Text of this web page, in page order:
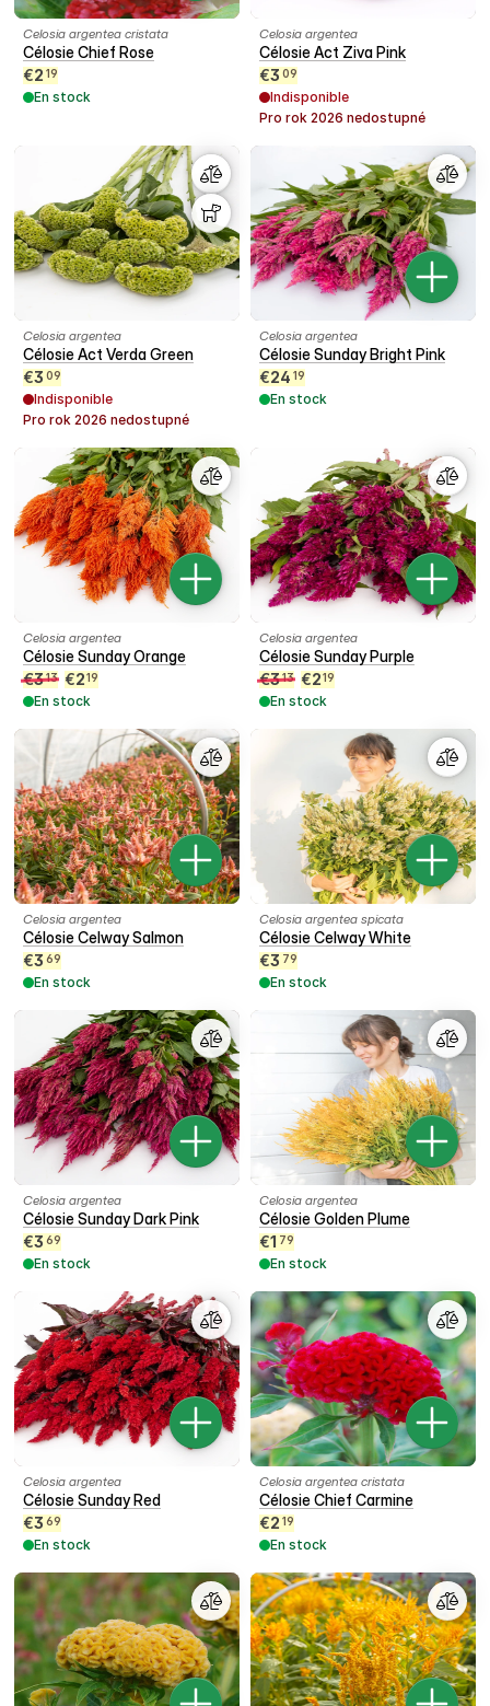
Celosia argentea cristata
Célosie Chief Rose
€2 19
En stock
Celosia argentea
Célosie Act Ziva Pink
€3 09
Indisponible
Pro rok 2026 nedostupné
Celosia argentea
Célosie Act Verda Green
€3 09
Indisponible
Pro rok 2026 nedostupné
Celosia argentea
Célosie Sunday Bright Pink
€24 19
En stock
Celosia argentea
Célosie Sunday Orange
€313 €219
En stock
Celosia argentea
Célosie Sunday Purple
€313 €219
En stock
Celosia argentea
Célosie Celway Salmon
€3 69
En stock
Celosia argentea spicata
Célosie Celway White
€3 79
En stock
Celosia argentea
Célosie Sunday Dark Pink
€3 69
En stock
Celosia argentea
Célosie Golden Plume
€1 79
En stock
Celosia argentea
Célosie Sunday Red
€3 69
En stock
Celosia argentea cristata
Célosie Chief Carmine
€2 19
En stock